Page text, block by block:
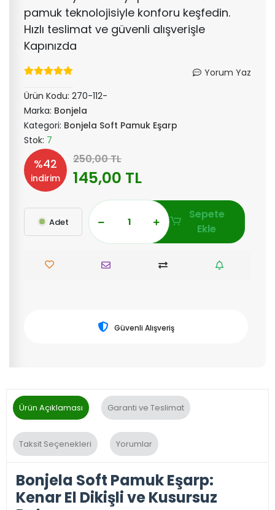
pamuk teknolojisiyle konforu keşfedin.
Hızlı teslimat ve güvenli alışverişle
Kapınızda
Yorum Yaz
Ürün Kodu: 270-112-
Marka: Bonjela
Kategori: Bonjela Soft Pamuk Eşarp
Stok: 7
%42
indirim
250,00 TL
145,00 TL
Adet
Sepete
Ekle
Güvenli Alışveriş
Ürün Açıklaması Garanti ve Teslimat
Taksit Seçenekleri Yorumlar
Bonjela Soft Pamuk Eşarp:
Kenar El Dikişli ve Kusursuz